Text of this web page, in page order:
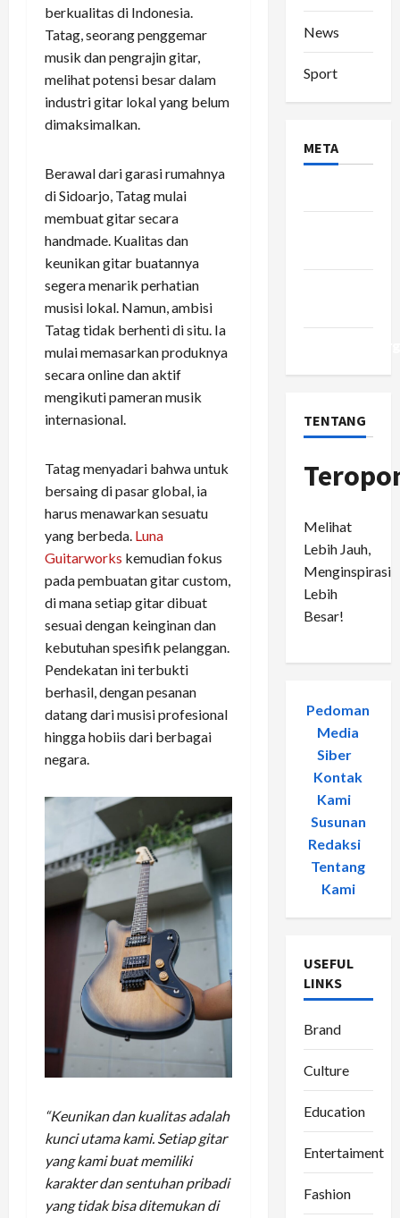
berkualitas di Indonesia.
Tatag, seorang penggemar
musik dan pengrajin gitar,
melihat potensi besar dalam
industri gitar lokal yang belum
dimaksimalkan.
Berawal dari garasi rumahnya
di Sidoarjo, Tatag mulai
membuat gitar secara
handmade. Kualitas dan
keunikan gitar buatannya
segera menarik perhatian
musisi lokal. Namun, ambisi
Tatag tidak berhenti di situ. Ia
mulai memasarkan produknya
secara online dan aktif
mengikuti pameran musik
internasional.
Tatag menyadari bahwa untuk
bersaing di pasar global, ia
harus menawarkan sesuatu
yang berbeda. Luna
Guitarworks kemudian fokus
pada pembuatan gitar custom,
di mana setiap gitar dibuat
sesuai dengan keinginan dan
kebutuhan spesifik pelanggan.
Pendekatan ini terbukti
berhasil, dengan pesanan
datang dari musisi profesional
hingga hobiis dari berbagai
negara.
“Keunikan dan kualitas adalah
kunci utama kami. Setiap gitar
yang kami buat memiliki
karakter dan sentuhan pribadi
yang tidak bisa ditemukan di
News
Sport
META
TENTANG
Melihat
Lebih Jauh,
Menginspirasi
Lebih
Besar!
Pedoman
Media
Siber-
Kontak
Kami
Susunan
Redaksi-
Tentang
Kami
USEFUL
LINKS
Brand
Culture
Education
Entertaiment
Fashion